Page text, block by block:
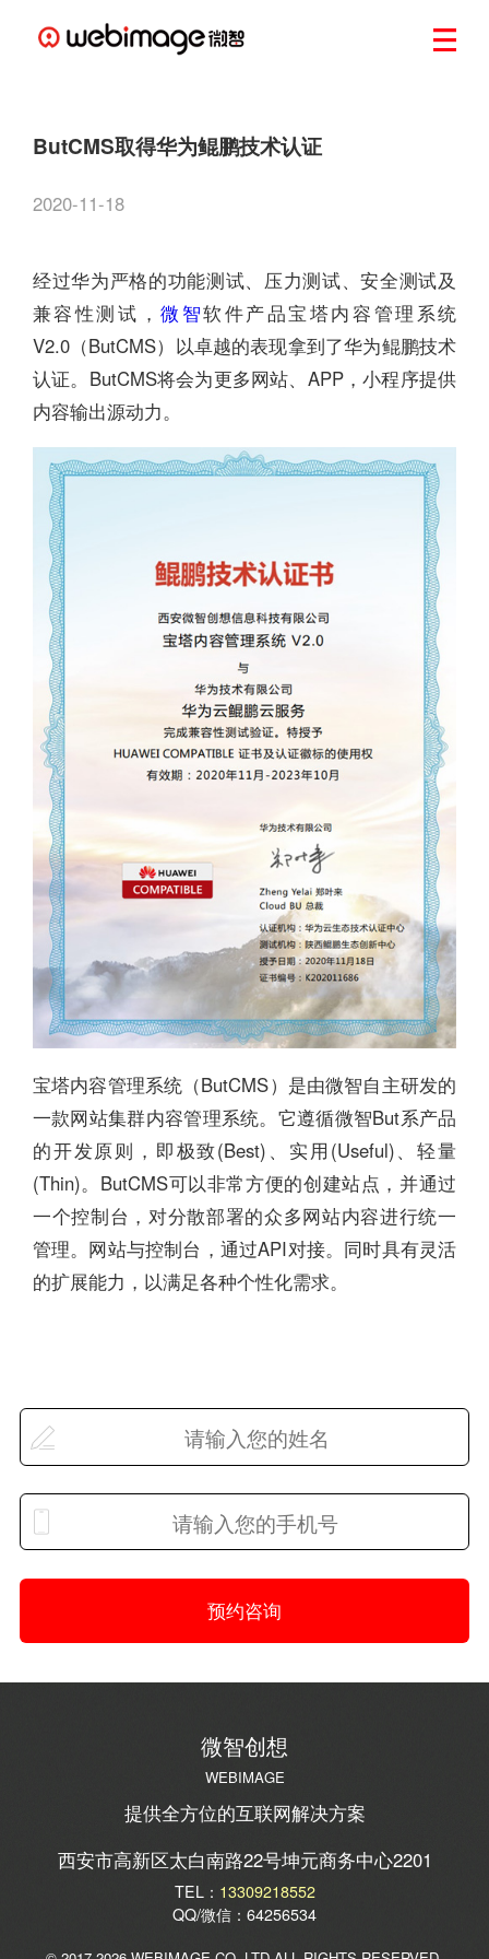
ButCMS取得华为鲲鹏技术认证
2020-11-18
经过华为严格的功能测试、压力测试、安全测试及
兼容性测试，微智软件产品宝塔内容管理系统
V2.0（ButCMS）以卓越的表现拿到了华为鲲鹏技术
认证。ButCMS将会为更多网站、APP，小程序提供
内容输出源动力。
宝塔内容管理系统（ButCMS）是由微智自主研发的
一款网站集群内容管理系统。它遵循微智But系产品
的开发原则，即极致(Best)、实用(Useful)、轻量
(Thin)。ButCMS可以非常方便的创建站点，并通过
一个控制台，对分散部署的众多网站内容进行统一
管理。网站与控制台，通过API对接。同时具有灵活
的扩展能力，以满足各种个性化需求。
预约咨询
微智创想
WEBIMAGE
提供全方位的互联网解决方案
西安市高新区太白南路22号坤元商务中心2201
TEL： 13309218552
QQ/微信：64256534